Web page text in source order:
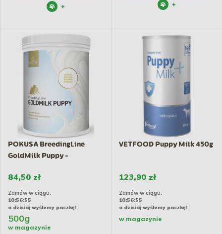
+ +
POKUSA BreedingLine
GoldMilk Puppy -
84,50 zł
Zamów w ciągu:
10:56:54
a dzisiaj wyślemy paczkę!
500g
w magazynie
VETFOOD Puppy Milk 450g
123,90 zł
Zamów w ciągu:
10:56:54
a dzisiaj wyślemy paczkę!
w magazynie